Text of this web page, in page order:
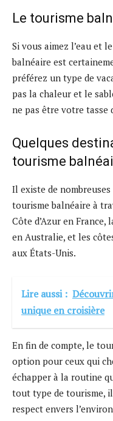
Le tourisme
Si vous aimez l’eau et
balnéaire est
préférez un type de
pas la chaleur et le
ne pas être votre tasse
Quelques
tourisme
Il existe de
tourisme balnéaire à
Côte d’Azur en
en Australie, et les
aux États-Unis.
Lire aussi :
unique en croisière
En fin de compte, le
option pour ceux qui
échapper à la routine
tout type de tourisme,
respect envers